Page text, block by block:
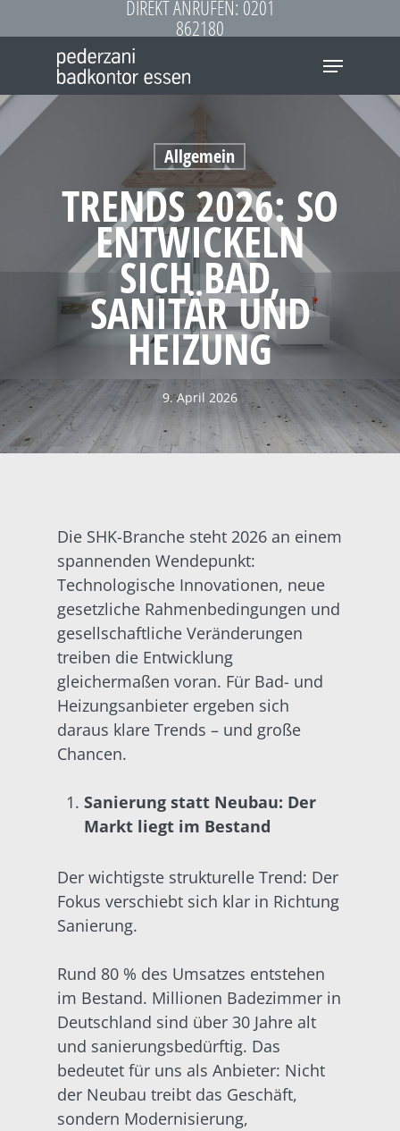
to
DIREKT ANRUFEN: 0201
862180
Menu
Allgemein
TRENDS 2026: SO
ENTWICKELN
SICH BAD,
SANITÄR UND
HEIZUNG
9. April 2026
Die SHK-Branche steht 2026 an einem
spannenden Wendepunkt:
Technologische Innovationen, neue
gesetzliche Rahmenbedingungen und
gesellschaftliche Veränderungen
treiben die Entwicklung
gleichermaßen voran. Für Bad- und
Heizungsanbieter ergeben sich
daraus klare Trends – und große
Chancen.
Sanierung statt Neubau: Der
Markt liegt im Bestand
Der wichtigste strukturelle Trend: Der
Fokus verschiebt sich klar in Richtung
Sanierung.
Rund 80 % des Umsatzes entstehen
im Bestand. Millionen Badezimmer in
Deutschland sind über 30 Jahre alt
und sanierungsbedürftig. Das
bedeutet für uns als Anbieter: Nicht
der Neubau treibt das Geschäft,
sondern Modernisierung,